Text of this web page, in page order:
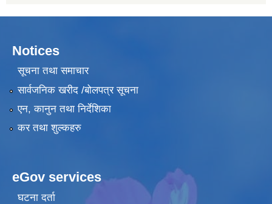
Notices
सूचना तथा समाचार
सार्वजनिक खरीद /बोलपत्र सूचना
एन, कानुन तथा निर्देशिका
कर तथा शुल्कहरु
eGov services
घटना दर्ता